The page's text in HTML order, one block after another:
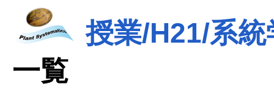
授業/H21/系統
一覧